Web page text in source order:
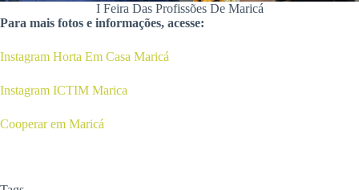
I Feira Das Profissões De Maricá
Para mais fotos e informações, acesse:
Instagram Horta Em Casa Maricá
Instagram ICTIM Marica
Cooperar em Maricá